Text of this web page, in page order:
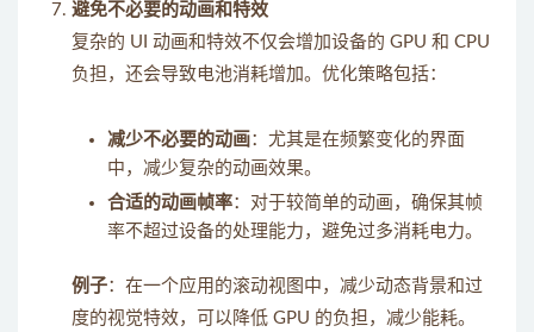
避免不必要的动画和特效
复杂的 UI 动画和特效不仅会增加设备的 GPU 和 CPU
负担，还会导致电池消耗增加。优化策略包括：
减少不必要的动画：尤其是在频繁变化的界面
中，减少复杂的动画效果。
合适的动画帧率：对于较简单的动画，确保其帧
率不超过设备的处理能力，避免过多消耗电力。
例子：在一个应用的滚动视图中，减少动态背景和过
度的视觉特效，可以降低 GPU 的负担，减少能耗。